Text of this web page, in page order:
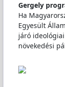
Gergely
Ha
Egyesült
járó
növekedési